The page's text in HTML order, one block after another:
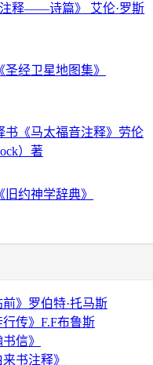
注释——诗篇》 艾伦·罗斯
经卫星地图集》
书《马太福音注释》劳伦
）著
约神学辞典》
》罗伯特·托马斯
传》F.F布鲁斯
信》
书注释》